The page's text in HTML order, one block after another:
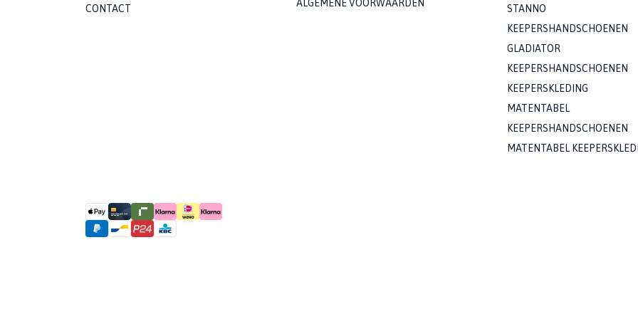
CONTACT ALGEMENE VOORWAARDEN
STANNO
KEEPERSHANDSCHOENEN
GLADIATOR
KEEPERSHANDSCHOENEN
KEEPERSKLEDING
MATENTABEL
KEEPERSHANDSCHOENEN
MATENTABEL